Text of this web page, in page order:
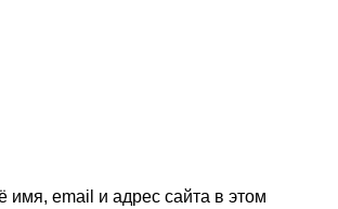
имя, email и адрес сайта в этом